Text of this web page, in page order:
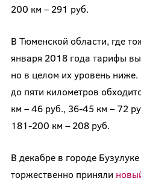
200 км – 291 руб.
В Тюменской области, где
января 2018 года тарифы
но в целом их уровень
до пяти километров
км – 46 руб., 36-45 км – 72
181-200 км – 208 руб.
В декабре в городе
торжественно приняли